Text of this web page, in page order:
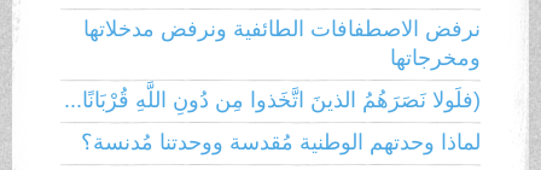
نرفض الاصطفافات الطائفية ونرفض مدخلاتها
ومخرجاتها
(فلَولا نَصَرَهُمُ الذينَ اتَّخَذوا مِن دُونِ اللَّهِ قُرْبَانًا...
لماذا وحدتهم الوطنية مُقدسة ووحدتنا مُدنسة؟